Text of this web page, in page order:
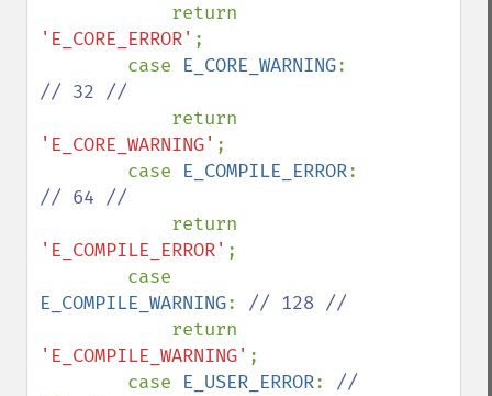
'E_CORE_ERROR' ;
        case
E_CORE_WARNING
// 32 //
'E_CORE_WARNING' ;
        case
E_COMPILE_ERROR
// 64 //
'E_COMPILE_ERROR' ;
E_COMPILE_WARNING: // 128 //
'E_COMPILE_WARNING' ;
        case
E_USER_ERROR: //